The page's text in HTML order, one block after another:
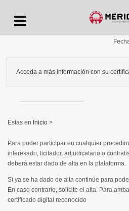
Acceda a más información con su
Inicio >
Para poder participar en cualquier
interesado, licitador, adjudicatario o
deberá estar dado de alta en la plataforma.
Si ya se ha dado de alta continúe para
En caso contrario, solicite el alta. Para
certificado digital reconocido